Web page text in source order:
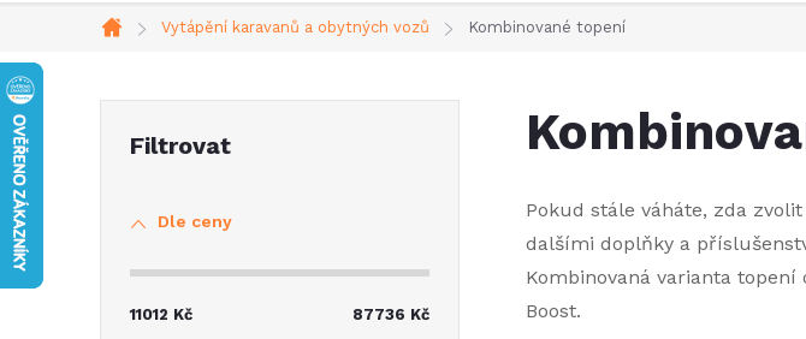
Domů
Vytápění karavanů a obytných vozů Kombinované topení
Dle ceny
11012 Kč 87736 Kč
Pokud stále váháte, zda
dalšími doplňky a
Kombinovaná varianta
Boost.